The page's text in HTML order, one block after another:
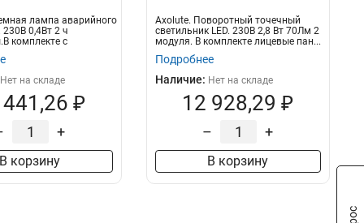
лампа аварийного
0,4Вт 2 ч
комплекте с
Нет на складе
₽
+
В корзину
Axolute. Поворотный точечный
светильник LED. 230В 2,8 Вт 70Лм 2
модуля. В комплекте лицевые пан...
Подробнее
Наличие: Нет на складе
12 928,29 ₽
– +
В корзину